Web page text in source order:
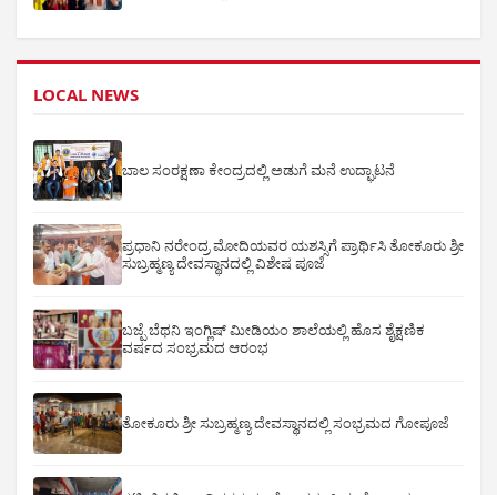
LOCAL NEWS
ಬಾಲ ಸಂರಕ್ಷಣಾ ಕೇಂದ್ರದಲ್ಲಿ ಅಡುಗೆ ಮನೆ ಉದ್ಘಾಟನೆ
ಪ್ರಧಾನಿ ನರೇಂದ್ರ ಮೋದಿಯವರ ಯಶಸ್ಸಿಗೆ ಪ್ರಾರ್ಥಿಸಿ ತೋಕೂರು ಶ್ರೀ
ಸುಬ್ರಹ್ಮಣ್ಯ ದೇವಸ್ಥಾನದಲ್ಲಿ ವಿಶೇಷ ಪೂಜೆ
ಬಜ್ಪೆ ಬೆಥನಿ ಇಂಗ್ಲಿಷ್ ಮೀಡಿಯಂ ಶಾಲೆಯಲ್ಲಿ ಹೊಸ ಶೈಕ್ಷಣಿಕ
ವರ್ಷದ ಸಂಭ್ರಮದ ಆರಂಭ
ತೋಕೂರು ಶ್ರೀ ಸುಬ್ರಹ್ಮಣ್ಯ ದೇವಸ್ಥಾನದಲ್ಲಿ ಸಂಭ್ರಮದ ಗೋಪೂಜೆ